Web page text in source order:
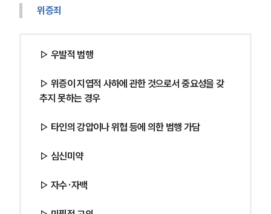
위증죄
▷ 우발적 범행
▷ 위증이 지엽적 사하에 관한 것으로서 중요성을 갖
추지 못하는 경우
▷ 타인의 강압이나 위협 등에 의한 범행 가담
▷ 심신미약
▷ 자수·자백